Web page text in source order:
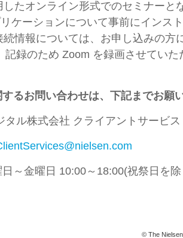
たオンライン形式でのセミナーと
ケーションについて事前にインス
情報については、お申し込みの方
録のため Zoom を録画させていた
るお問い合わせは、下記までお願
タル株式会社 クライアントサービス
～金曜日 10:00～18:00(祝祭日を
© The